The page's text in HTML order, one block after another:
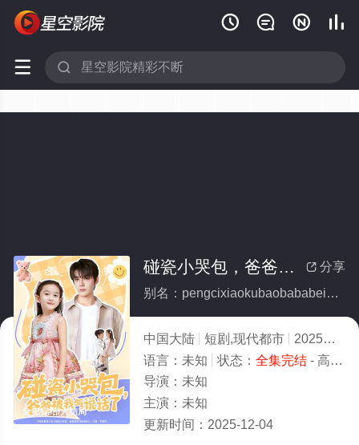
   
 
全集完结/大结局
 分享
碰瓷小哭包，爸爸被我气说话了(全集)
别名：pengcixiaokubaobababeiwoqishuohualiao
中国大陆 短剧,现代都市 2025
4.0
语言： 未知 状态： 全集完结- 高清免费在线观看
导演： 未知
主演： 未知
更新时间： 2025-12-04